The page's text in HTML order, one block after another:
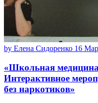
by Елена Сидоренко 16
«Школьная
Интерактивное
без наркотиков»